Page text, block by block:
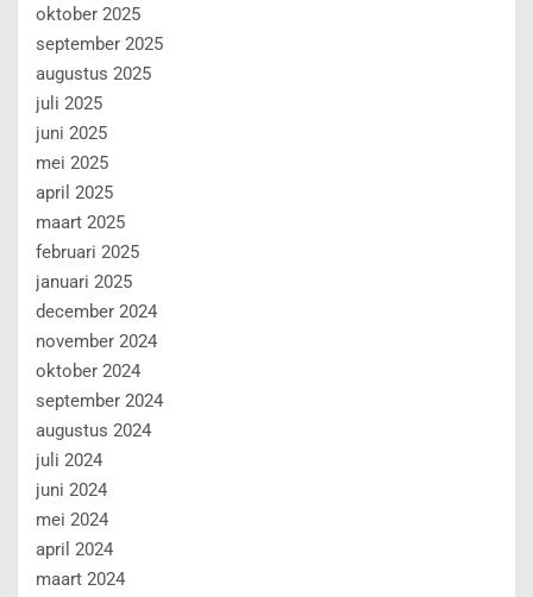
oktober 2025
september 2025
augustus 2025
juli 2025
juni 2025
mei 2025
april 2025
maart 2025
februari 2025
januari 2025
december 2024
november 2024
oktober 2024
september 2024
augustus 2024
juli 2024
juni 2024
mei 2024
april 2024
maart 2024